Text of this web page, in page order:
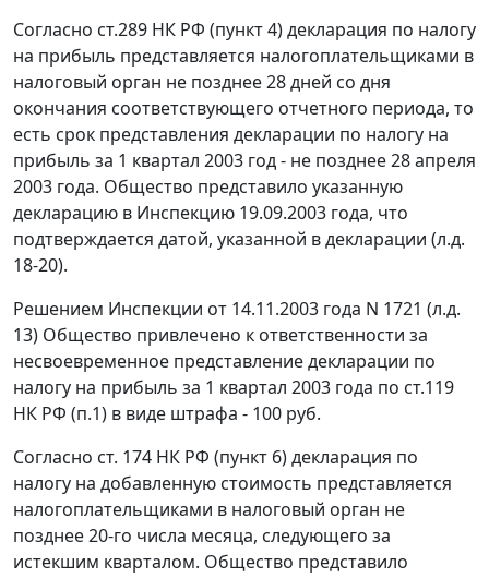
Согласно ст.289 НК РФ (пункт 4) декларация по налогу
на прибыль представляется налогоплательщиками в
налоговый орган не позднее 28 дней со дня
окончания соответствующего отчетного периода, то
есть срок представления декларации по налогу на
прибыль за 1 квартал 2003 год - не позднее 28 апреля
2003 года. Общество представило указанную
декларацию в Инспекцию 19.09.2003 года, что
подтверждается датой, указанной в декларации (л.д.
18-20).
Решением Инспекции от 14.11.2003 года N 1721 (л.д.
13) Общество привлечено к ответственности за
несвоевременное представление декларации по
налогу на прибыль за 1 квартал 2003 года по ст.119
НК РФ (п.1) в виде штрафа - 100 руб.
Согласно ст. 174 НК РФ (пункт 6) декларация по
налогу на добавленную стоимость представляется
налогоплательщиками в налоговый орган не
позднее 20-го числа месяца, следующего за
истекшим кварталом. Общество представило